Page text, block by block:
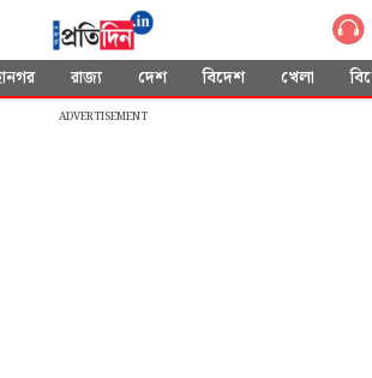
রাজ্য দেশ বিদেশ খেলা
ADVERTISEMENT